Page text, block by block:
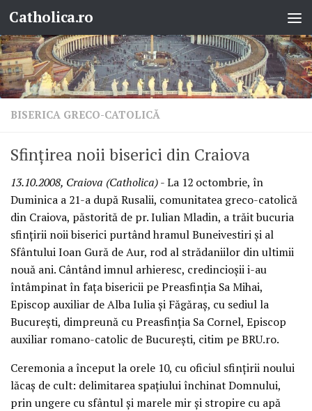
Skip to content
Catholica.ro
BISERICA GRECO-CATOLICĂ
Sfinţirea noii biserici din Craiova
13.10.2008, Craiova (Catholica)- La 12 octombrie, în
Duminica a 21-a după Rusalii, comunitatea greco-catolică
din Craiova, păstorită de pr. Iulian Mladin, a trăit bucuria
sfinţirii noii biserici purtând hramul Buneivestiri şi al
Sfântului Ioan Gură de Aur, rod al strădaniilor din ultimii
nouă ani. Cântând imnul arhieresc, credincioşii i-au
întâmpinat în faţa bisericii pe Preasfinţia Sa Mihai,
Episcop auxiliar de Alba Iulia şi Făgăraş, cu sediul la
Bucureşti, dimpreună cu Preasfinţia Sa Cornel, Episcop
auxiliar romano-catolic de Bucureşti, citim pe BRU.ro.
Ceremonia a început la orele 10, cu oficiul sfinţirii noului
lăcaş de cult: delimitarea spaţiului închinat Domnului,
prin ungere cu sfântul şi marele mir şi stropire cu apă